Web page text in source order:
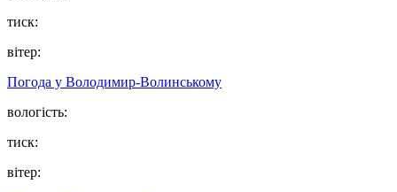
тиск:
вітер:
Погода у Володимир-Волинському
вологість:
тиск:
вітер: